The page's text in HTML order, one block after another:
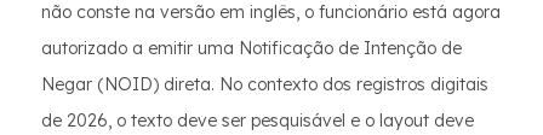
não conste na versão em inglês, o funcionário está agora
autorizado a emitir uma Notificação de Intenção de
Negar (NOID) direta. No contexto dos registros digitais
de 2026, o texto deve ser pesquisável e o layout deve